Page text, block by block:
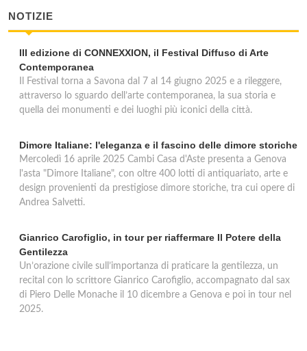
NOTIZIE
III edizione di CONNEXXION, il Festival Diffuso di Arte
Contemporanea
Il Festival torna a Savona dal 7 al 14 giugno 2025 e a rileggere,
attraverso lo sguardo dell’arte contemporanea, la sua storia e
quella dei monumenti e dei luoghi più iconici della città.
Dimore Italiane: l'eleganza e il fascino delle dimore storiche
Mercoledì 16 aprile 2025 Cambi Casa d'Aste presenta a Genova
l'asta "Dimore Italiane", con oltre 400 lotti di antiquariato, arte e
design provenienti da prestigiose dimore storiche, tra cui opere di
Andrea Salvetti.
Gianrico Carofiglio, in tour per riaffermare Il Potere della
Gentilezza
Un’orazione civile sull’importanza di praticare la gentilezza, un
recital con lo scrittore Gianrico Carofiglio, accompagnato dal sax
di Piero Delle Monache il 10 dicembre a Genova e poi in tour nel
2025.